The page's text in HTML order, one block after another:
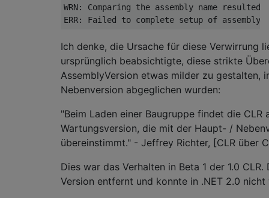
WRN: Comparing the assembly name
ERR: Failed to complete setup of
Ich denke, die Ursache für diese Verwirrung
ursprünglich beabsichtigte, diese strikte
AssemblyVersion etwas milder zu gestalten,
Nebenversion abgeglichen wurden:
"Beim Laden einer Baugruppe findet die
Wartungsversion, die mit der Haupt- /
übereinstimmt." - Jeffrey Richter, [CLR über
Dies war das Verhalten in Beta 1 der 1.0
Version entfernt und konnte in .NET 2.0